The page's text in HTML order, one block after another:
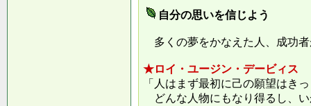
自分の思いを信じよう
多くの夢をかなえた人、成功
★ロイ・ユージン・デービィス
「人はまず最初に己の願望はき
どんな人物にもなり得るし、